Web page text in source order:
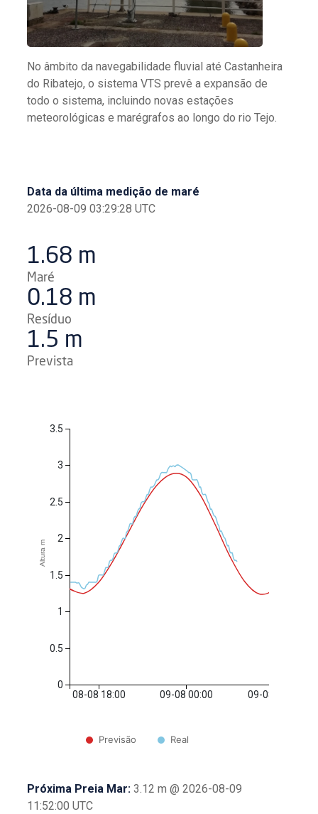
No âmbito da navegabilidade fluvial até Castanheira
do Ribatejo, o sistema VTS prevê a expansão de
todo o sistema, incluindo novas estações
meteorológicas e marégrafos ao longo do rio Tejo.
Data da última medição de maré
2026-08-09 03:29:28 UTC
1.68 m
Maré
0.18 m
Resíduo
1.5 m
Prevista
08-08 18:00 09-08 00:00 09-08 06:00
0
0.5
1
1.5
2
2.5
3
3.5
Altura m
Previsão Real
Próxima Preia Mar: 3.12 m @2026-08-09
11:52:00 UTC